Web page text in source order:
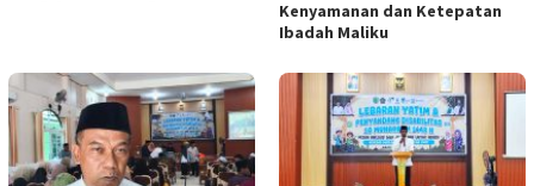
Kenyamanan dan Ketepatan
Ibadah Maliku